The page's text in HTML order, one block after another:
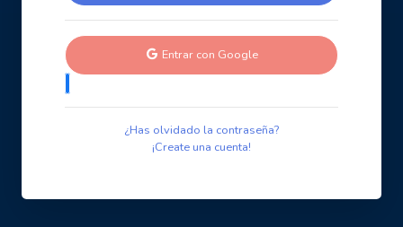
Entrar con Google
¿Has olvidado la contraseña?
¡Create una cuenta!